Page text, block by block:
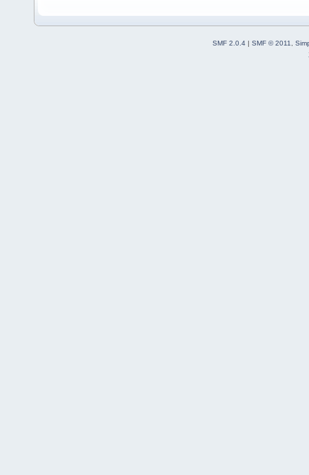
SMF 2.0.4 | SMF © 2011